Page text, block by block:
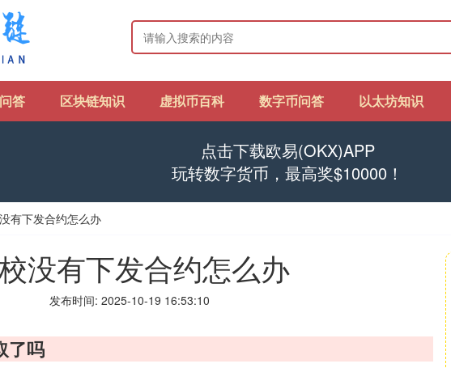
答 区块链知识 虚拟币百科 数字币问答 以太坊知识
点击下载欧易(OKX)APP
玩转数字货币，最高奖$10000！
有下发合约怎么办
没有下发合约怎么办
发布时间: 2025-10-19 16:53:10
了吗